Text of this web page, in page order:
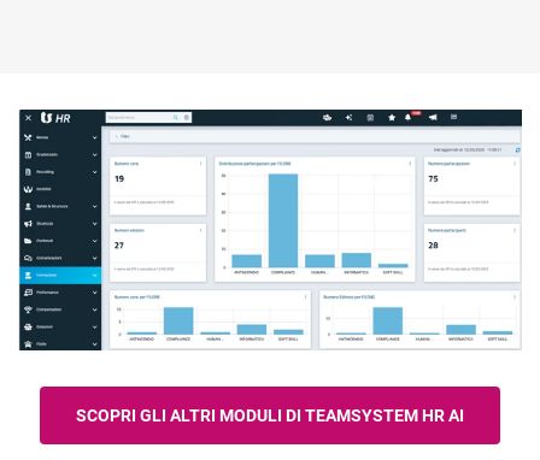
SCOPRI GLI ALTRI MODULI DI TEAMSYSTEM HR AI